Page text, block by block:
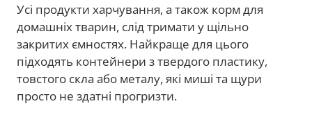
Усі продукти харчування, а також корм для
домашніх тварин, слід тримати у щільно
закритих ємностях. Найкраще для цього
підходять контейнери з твердого пластику,
товстого скла або металу, які миші та щури
просто не здатні прогризти.